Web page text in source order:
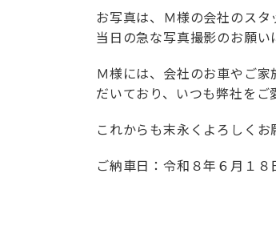
お写真は、Ｍ様の会社のスタ
当日の急な写真撮影のお願
Ｍ様には、会社のお車やご
だいており、いつも弊社を
これからも末永くよろしくお
ご納車日：令和８年６月１８